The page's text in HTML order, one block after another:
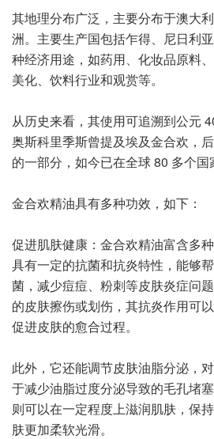
其地理分布广泛，主要分布于澳大
洲。主要生产国包括乍得、尼日利
种经济用途，如药用、化妆品原料
美化、饮料行业和观赏等。
从历史来看，其使用可追溯到公元
奥斯科里季斯曾提及埃及金合欢，
的一部分，如今已在全球 80 多个国
金合欢精油具有多种功效，如下：
促进肌肤健康：金合欢精油富含多
具有一定的抗菌和抗炎特性，能够
菌，减少痘痘、粉刺等皮肤炎症问
的皮肤擦伤或划伤，其抗炎作用可
促进皮肤的愈合过程。
此外，它还能调节皮肤油脂分泌，
于减少油脂过度分泌导致的毛孔堵
则可以在一定程度上滋润肌肤，保
肤更加柔软光滑。